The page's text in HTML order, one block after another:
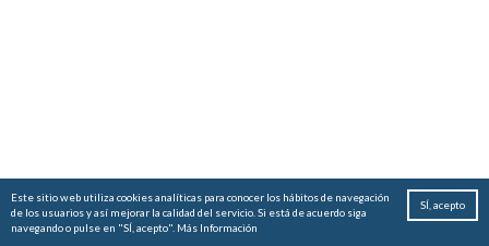
SÍ, acepto
Este sitio web utiliza cookies analíticas para conocer los hábitos de navegación
de los usuarios y así mejorar la calidad del servicio. Si está de acuerdo siga
navegando o pulse en "SÍ, acepto". Más Información